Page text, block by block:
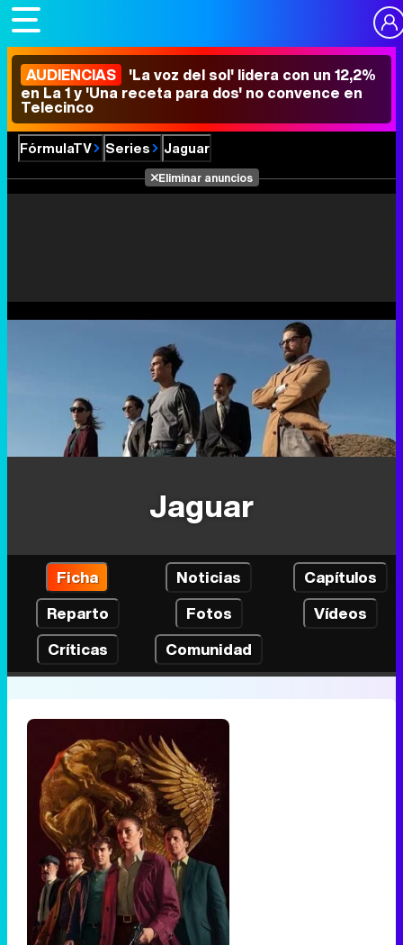
AUDIENCIAS 'La voz del sol' lidera con un 12,2%
en La 1 y 'Una receta para dos' no convence en
Telecinco
FórmulaTV Series Jaguar
Eliminar anuncios
Jaguar
Ficha Noticias
Capítulos
Reparto
Fotos
Vídeos
Críticas
Comunidad